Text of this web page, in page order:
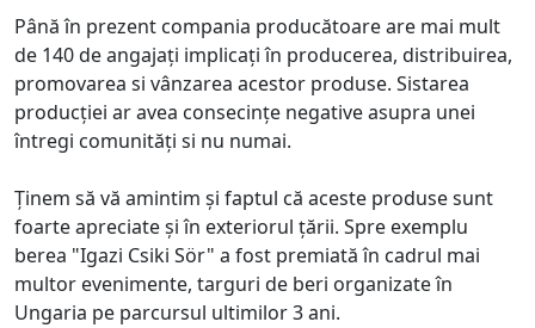
Până în prezent compania producătoare are mai mult
de 140 de angajați implicați în producerea, distribuirea,
promovarea si vânzarea acestor produse. Sistarea
producției ar avea consecințe negative asupra unei
întregi comunități si nu numai.
Ținem să vă amintim și faptul că aceste produse sunt
foarte apreciate și în exteriorul țării. Spre exemplu
berea "Igazi Csiki Sör" a fost premiată în cadrul mai
multor evenimente, targuri de beri organizate în
Ungaria pe parcursul ultimilor 3 ani.